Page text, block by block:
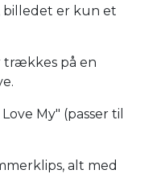
billedet er kun et
trækkes på en
My" (passer til
alt med